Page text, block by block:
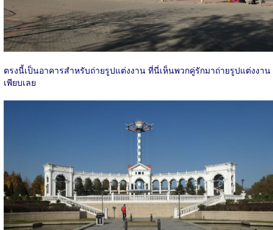
ตรงนี้เป็นอาคารสำหรับถ่ายรูปแต่งงาน ที่นี่เห็นพวกคู่รักมาถ่ายรูปแต่งงาน
เพียบเลย